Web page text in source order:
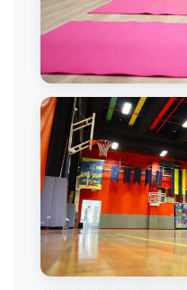
Bale Dersi